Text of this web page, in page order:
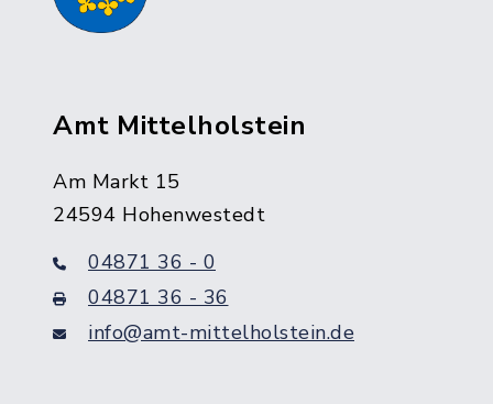
Amt Mittelholstein
Am Markt 15
24594 Hohenwestedt
04871 36 - 0
04871 36 - 36
info@amt-mittelholstein.de